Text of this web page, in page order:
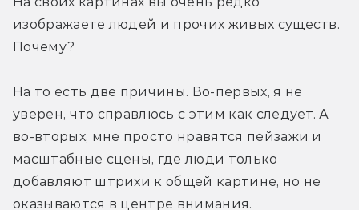
изображаете людей и прочих живых существ.
Почему?
На то есть две причины. Во-первых, я не
уверен, что справлюсь с этим как следует. А
во-вторых, мне просто нравятся пейзажи и
масштабные сцены, где люди только
добавляют штрихи к общей картине, но не
оказываются в центре внимания.